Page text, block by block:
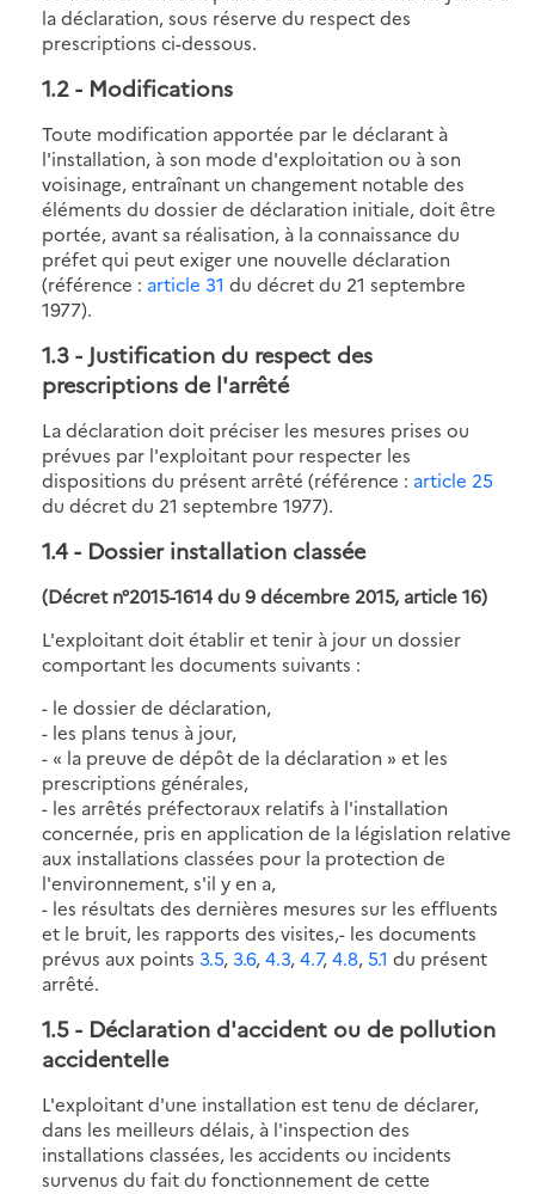
la déclaration, sous réserve du respect des
prescriptions ci-dessous.
1.2 - Modifications
Toute modification apportée par le déclarant à
l'installation, à son mode d'exploitation ou à son
voisinage, entraînant un changement notable des
éléments du dossier de déclaration initiale, doit être
portée, avant sa réalisation, à la connaissance du
préfet qui peut exiger une nouvelle déclaration
(référence : article 31 du décret du 21 septembre
1977).
1.3 - Justification du respect des
prescriptions de l'arrêté
La déclaration doit préciser les mesures prises ou
prévues par l'exploitant pour respecter les
dispositions du présent arrêté (référence : article 25
du décret du 21 septembre 1977).
1.4 - Dossier installation classée
(Décret n°2015-1614 du 9 décembre 2015, article 16)
L'exploitant doit établir et tenir à jour un dossier
comportant les documents suivants :
- le dossier de déclaration,
- les plans tenus à jour,
- « la preuve de dépôt de la déclaration » et les
prescriptions générales,
- les arrêtés préfectoraux relatifs à l'installation
concernée, pris en application de la législation relative
aux installations classées pour la protection de
l'environnement, s'il y en a,
- les résultats des dernières mesures sur les effluents
et le bruit, les rapports des visites,- les documents
prévus aux points 3.5, 3.6,4.3,4.7,4.8,5.1 du présent
arrêté.
1.5 - Déclaration d'accident ou de pollution
accidentelle
L'exploitant d'une installation est tenu de déclarer,
dans les meilleurs délais, à l'inspection des
installations classées, les accidents ou incidents
survenus du fait du fonctionnement de cette